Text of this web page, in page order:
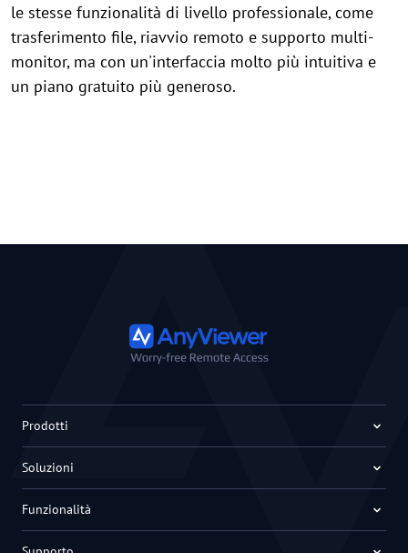
le stesse funzionalità di livello professionale, come
trasferimento file, riavvio remoto e supporto multi-
monitor, ma con un'interfaccia molto più intuitiva e
un piano gratuito più generoso.
Prodotti
Soluzioni
Funzionalità